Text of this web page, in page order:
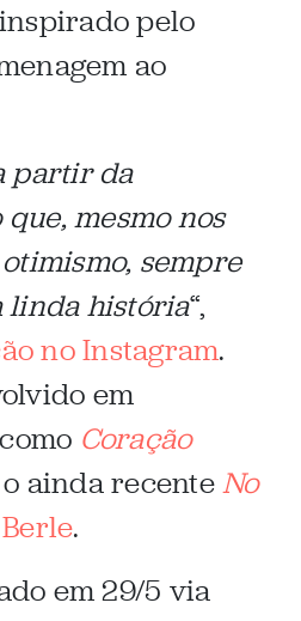
pelo
ao
partir da
mesmo nos
sempre
linda história“,
no Instagram.
em
Coração
o ainda recenteNo
.
em 29/5 via